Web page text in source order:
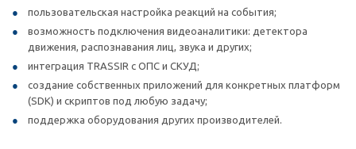
пользовательская настройка реакций на события;
возможность подключения видеоаналитики: детектора
движения, распознавания лиц, звука и других;
интеграция TRASSIR с ОПС и СКУД;
создание собственных приложений для конкретных платформ
(SDK) и скриптов под любую задачу;
поддержка оборудования других производителей.